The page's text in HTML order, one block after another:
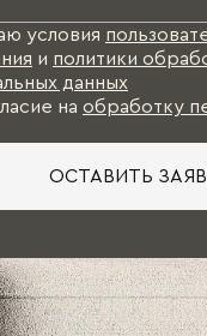
условия
и политики
данных
на обработку
ОСТАВИТЬ